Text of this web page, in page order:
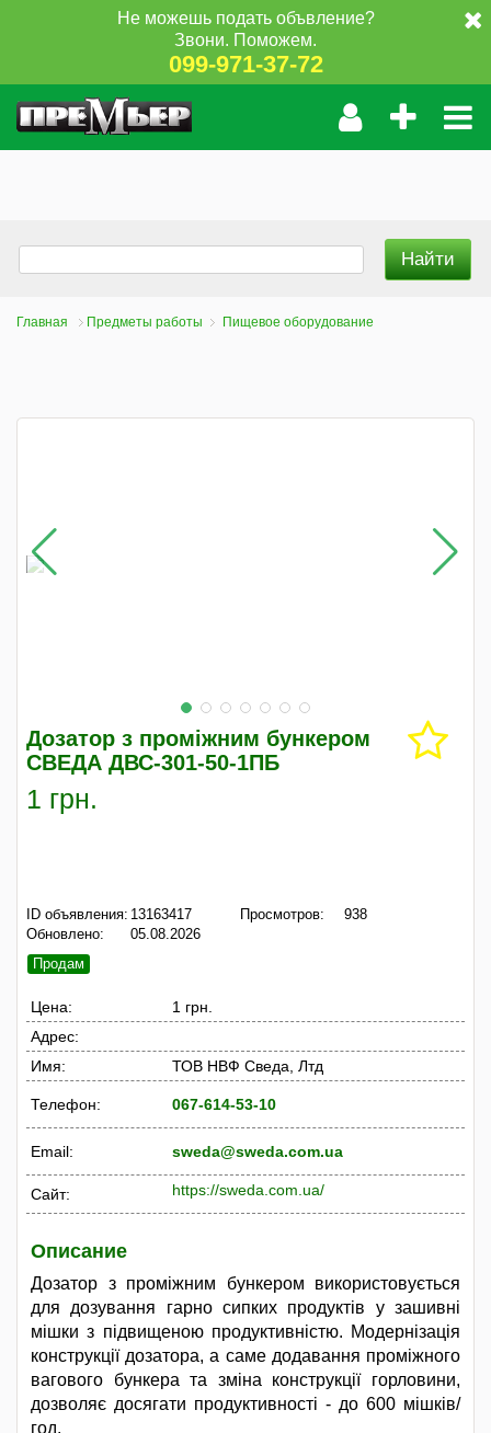
Не можешь подать объвление?
Звони. Поможем.
099-971-37-72
Главная Предметы работы Пищевое оборудование
Дозатор з проміжним бункером
СВЕДА ДВС-301-50-1ПБ
1 грн.
ID объявления: 13163417
Обновлено:
05.08.2026
Просмотров: 938
Продам
Цена:
1 грн.
Адрес:
Имя:
ТОВ НВФ Сведа, Лтд
Телефон: 067-614-53-10
Email: sweda@sweda.com.ua
Сайт: https://sweda.com.ua/
Описание
Дозатор з проміжним бункером використовується
для дозування гарно сипких продуктів у зашивні
мішки з підвищеною продуктивністю. Модернізація
конструкції дозатора, а саме додавання проміжного
вагового бункера та зміна конструкції горловини,
дозволяє досягати продуктивності - до 600 мішків/
год.